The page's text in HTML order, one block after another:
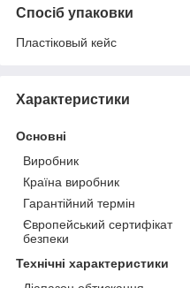
Спосіб упаковки
Пластіковый кейс
Характеристики
Основні
Виробник
Країна виробник
Гарантійний термін
Європейський сертифікат
безпеки
Технічні характеристики